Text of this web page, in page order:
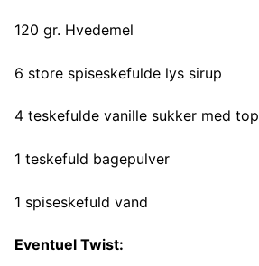
120 gr. Hvedemel
6 store spiseskefulde lys sirup
4 teskefulde vanille sukker med top
1 teskefuld bagepulver
1 spiseskefuld vand
Eventuel Twist: